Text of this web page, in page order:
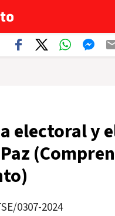
electoral y
0307-2024